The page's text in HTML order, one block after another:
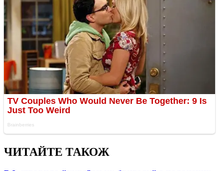
ЧИТАЙТЕ ТАКОЖ